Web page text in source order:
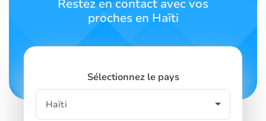
Restez en contact avec vos
proches en Haïti
Sélectionnez le pays